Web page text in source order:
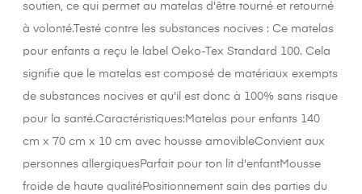
soutien, ce qui permet au matelas d'être tourné et retourné
à volonté.Testé contre les substances nocives : Ce matelas
pour enfants a reçu le label Oeko-Tex Standard 100. Cela
signifie que le matelas est composé de matériaux exempts
de substances nocives et qu'il est donc à 100% sans risque
pour la santé.Caractéristiques:Matelas pour enfants 140
cm x 70 cm x 10 cm avec housse amovibleConvient aux
personnes allergiquesParfait pour ton lit d'enfantMousse
froide de haute qualitéPositionnement sain des parties du